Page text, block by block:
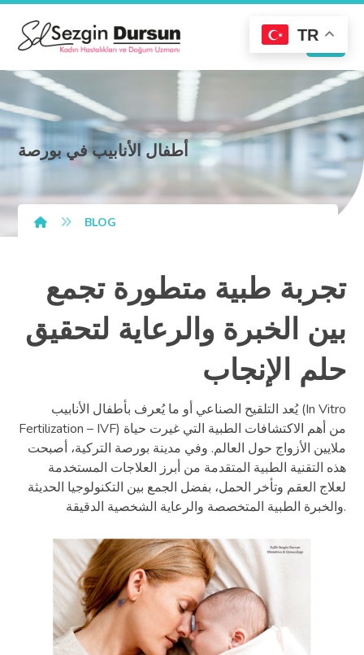
أطفال الأنابيب في بورصة
BLOG
تجربة طبية متطورة تجمع
بين الخبرة والرعاية لتحقيق
حلم الإنجاب
يُعد التلقيح الصناعي أو ما يُعرف بأطفال الأنابيب (In Vitro
Fertilization – IVF) من أهم الاكتشافات الطبية التي غيرت حياة
ملايين الأزواج حول العالم. وفي مدينة بورصة التركية، أصبحت
هذه التقنية الطبية المتقدمة من أبرز العلاجات المستخدمة
لعلاج العقم وتأخر الحمل، بفضل الجمع بين التكنولوجيا الحديثة
والخبرة الطبية المتخصصة والرعاية الشخصية الدقيقة.
TR